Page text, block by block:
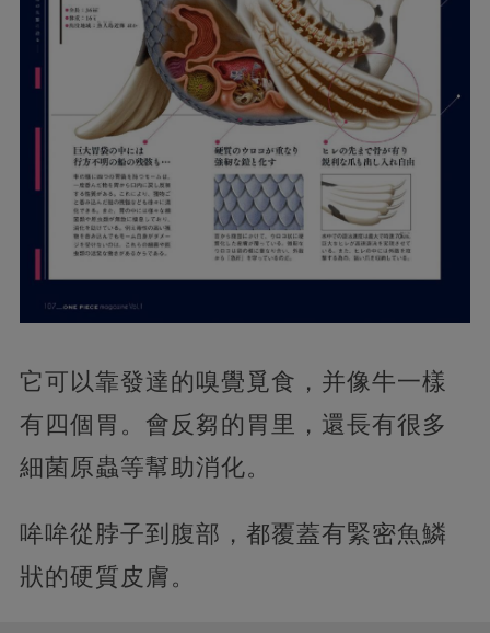
它可以靠發達的嗅覺覓食，并像牛一樣
有四個胃。會反芻的胃里，還長有很多
細菌原蟲等幫助消化。
哞哞從脖子到腹部，都覆蓋有緊密魚鱗
狀的硬質皮膚。